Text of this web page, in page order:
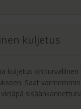
kuljetus
kuljetus on turvallinen
Saat